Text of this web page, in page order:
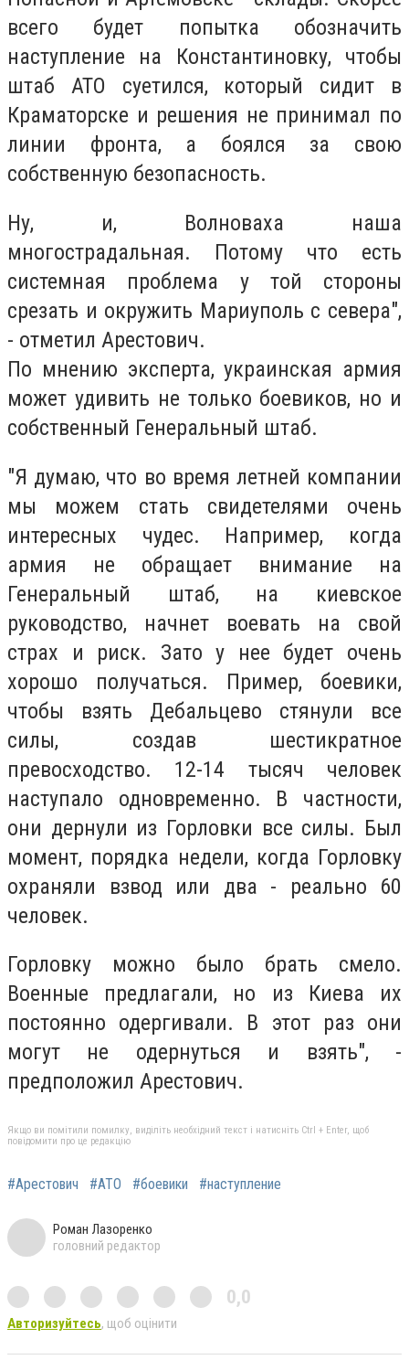
всего будет попытка обозначить
наступление на Константиновку, чтобы
штаб АТО суетился, который сидит в
Краматорске и решения не принимал по
линии фронта, а боялся за свою
собственную безопасность.
Ну, и, Волноваха наша
многострадальная. Потому что есть
системная проблема у той стороны
срезать и окружить Мариуполь с севера",
- отметил Арестович.
По мнению эксперта, украинская армия
может удивить не только боевиков, но и
собственный Генеральный штаб.
"Я думаю, что во время летней компании
мы можем стать свидетелями очень
интересных чудес. Например, когда
армия не обращает внимание на
Генеральный штаб, на киевское
руководство, начнет воевать на свой
страх и риск. Зато у нее будет очень
хорошо получаться. Пример, боевики,
чтобы взять Дебальцево стянули все
силы, создав шестикратное
превосходство. 12-14 тысяч человек
наступало одновременно. В частности,
они дернули из Горловки все силы. Был
момент, порядка недели, когда Горловку
охраняли взвод или два - реально 60
человек.
Горловку можно было брать смело.
Военные предлагали, но из Киева их
постоянно одергивали. В этот раз они
могут не одернуться и взять", -
предположил Арестович.
Якщо ви помітили помилку, виділіть необхідний текст і натисніть Ctrl + Enter, щоб
повідомити про це редакцію
#Арестович #АТО #боевики #наступление
Роман Лазоренко
головний редактор
0,0
Авторизуйтесь, щоб оцінити